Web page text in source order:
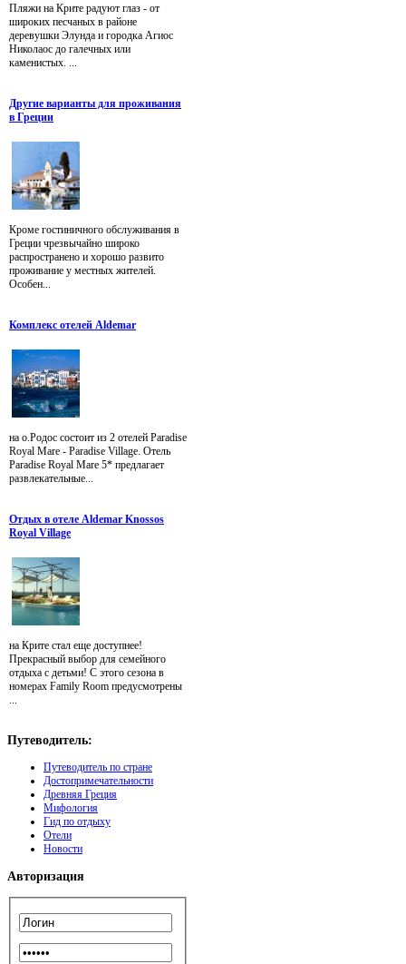
Пляжи на Крите радуют глаз - от
широких песчаных в районе
деревушки Элунда и городка Агиос
Николаос до галечных или
каменистых. ...
Другие варианты для проживания
в Греции
Кроме гостиничного обслуживания в
Греции чрезвычайно широко
распространено и хорошо развито
проживание у местных жителей.
Особен...
Комплекс отелей Aldemar
на о.Родос состоит из 2 отелей Paradise
Royal Mare - Paradise Village. Отель
Paradise Royal Mare 5* предлагает
развлекательные...
Отдых в отеле Aldemar Knossos
Royal Village
на Крите стал еще доступнее!
Прекрасный выбор для семейного
отдыха с детьми! С этого сезона в
номерах Family Room предусмотрены
...
Путеводитель:
Путеводитель по стране
Достопримечательности
Древняя Греция
Мифология
Гид по отдыху
Отели
Новости
Авторизация